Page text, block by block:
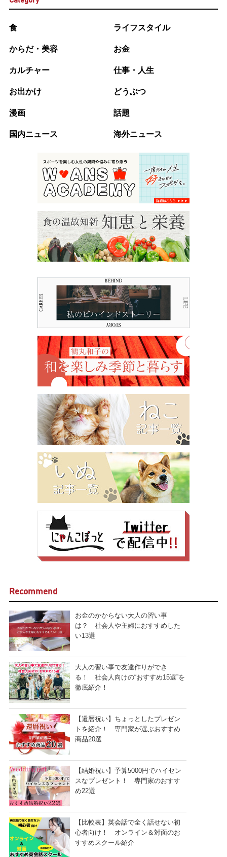
食 ライフスタイル
からだ・美容 お金
カルチャー 仕事・人生
お出かけ どうぶつ
漫画 話題
国内ニュース 海外ニュース
Recommend
お金のかからない大人の習い事
は？ 社会人や主婦におすすめした
い13選
大人の習い事で友達作りができ
る！ 社会人向けの“おすすめ15選”を
徹底紹介！
【還暦祝い】ちょっとしたプレゼン
トを紹介！ 専門家が選ぶおすすめ
商品20選
【結婚祝い】予算5000円でハイセン
スなプレゼント！ 専門家のおすす
め22選
【比較表】英会話で全く話せない初
心者向け！ オンライン＆対面のお
すすめスクール紹介